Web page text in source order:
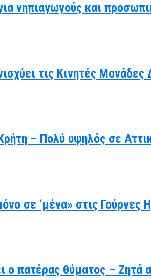
νηπιαγωγούς και
τις Κινητές Μονάδες
– Πολύ υψηλός σε
σε ‘μένα» στις Γούρνες
πατέρας θύματος – Ζητά